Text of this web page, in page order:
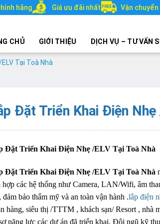
hãng Giá ưu đãi nhất Vận
CHỦ GIỚI THIỆU DỊCH VỤ – TƯ VẤN
Tại Toà Nhà
Đặt Triển Khai Điện Nhẹ
Đặt Triển Khai Điện Nhẹ /ELV Tại Toà Nhà
Đặt Triển Khai Điện Nhẹ /ELV Tại Toà Nhà
hợp các hệ thống như Camera, LAN/Wifi, âm
đảm bảo thẩm mỹ và an toàn vận hành .lắp điện
hàng, siêu thị /TTTM , khách sạn/ Resort ,
năng lực các dự án đã triển khai. Đội ngũ kỹ